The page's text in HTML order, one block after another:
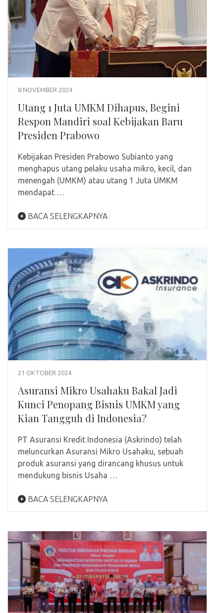
8 NOVEMBER 2024
Utang 1 Juta UMKM Dihapus, Begini
Respon Mandiri soal Kebijakan Baru
Presiden Prabowo
Kebijakan Presiden Prabowo Subianto yang
menghapus utang pelaku usaha mikro, kecil, dan
menengah (UMKM) atau utang 1 Juta UMKM
mendapat …
BACA SELENGKAPNYA
21 OKTOBER 2024
Asuransi Mikro Usahaku Bakal Jadi
Kunci Penopang Bisnis UMKM yang
Kian Tangguh di Indonesia?
PT Asuransi Kredit Indonesia (Askrindo) telah
meluncurkan Asuransi Mikro Usahaku, sebuah
produk asuransi yang dirancang khusus untuk
mendukung bisnis Usaha …
BACA SELENGKAPNYA